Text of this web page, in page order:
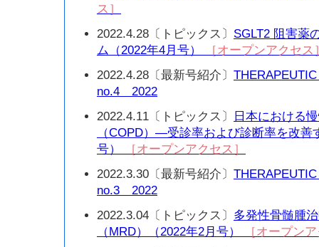
ス］
2022.4.28〔トピックス〕 SGLT2 阻害薬
ム（2022年4月号）
［オープンアクセス
2022.4.28〔最新号紹介〕
no.4 2022
2022.4.11〔トピックス〕
日本における
（COPD）—受診率および診断率を改
号）
［オープンアクセス］
2022.3.30〔最新号紹介〕
no.3 2022
2022.3.04〔トピックス〕 多発性骨髄腫
（MRD）（2022年2月号）
［オープン